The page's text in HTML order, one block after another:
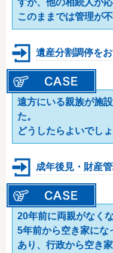
このままでは管理が
遺産分割調停をお
遠方にいる親族が施
た。
どうしたらよいでしょ
成年後見・財産
20年前に両親がなく
5年前から空き家にな
あり、行政から空き